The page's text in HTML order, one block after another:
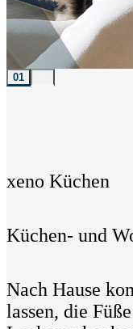
01
xeno Küchen
Küchen- und
Nach Hause
lassen, die